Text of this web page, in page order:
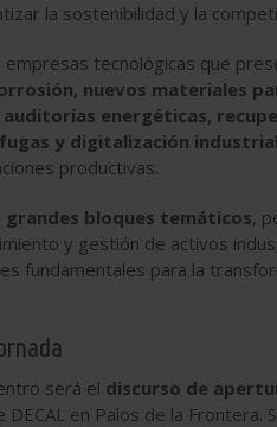
la sostenibilidad y la
tecnológicas que
nuevos materiales
energéticas,
y digitalización industrial
productivas.
grandes bloques temáticos,
y gestión de activos
fundamentales para la
será el discurso de
en Palos de la Frontera.